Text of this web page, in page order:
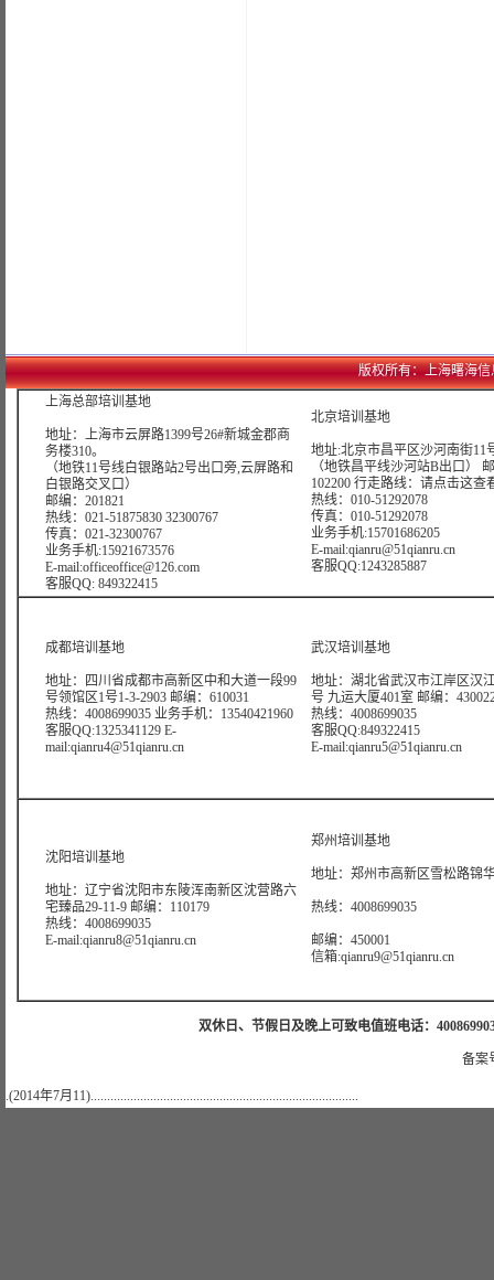
版权所有：上海曙海信
上海总部培训基地
地址：上海市云屏路1399号26#新城金郡商
务楼310。
（地铁11号线白银路站2号出口旁,云屏路和
白银路交叉口）
邮编：201821
热线：021-51875830 32300767
传真：021-32300767
业务手机:15921673576
E-mail:officeoffice@126.com
客服QQ: 849322415
北京培训基地
地址:北京市昌平区沙河南街11
（地铁昌平线沙河站B出口）
102200 行走路线： 请点击这查
热线：010-51292078
传真：010-51292078
业务手机:15701686205
E-mail:qianru@51qianru.cn
客服QQ:1243285887
成都培训基地
地址：四川省成都市高新区中和大道一段99
号领馆区1号1-3-2903 邮编：610031
热线：4008699035 业务手机：13540421960
客服QQ:1325341129 E-
mail:qianru4@51qianru.cn
武汉培训基地
地址：湖北省武汉市江岸区汉
号 九运大厦401室 邮编：
热线：4008699035
客服QQ:849322415
E-mail:qianru5@51qianru.cn
沈阳培训基地
地址：辽宁省沈阳市东陵浑南新区沈营路六
宅臻品29-11-9 邮编：110179
热线：4008699035
E-mail:qianru8@51qianru.cn
郑州培训基地
地址：郑州市高新区雪松路锦
热线：4008699035
邮编：450001
信箱:qianru9@51qianru.cn
双休日、节假日及晚上可致电值班电话：
备案
.(2014年7月11).................................................................................